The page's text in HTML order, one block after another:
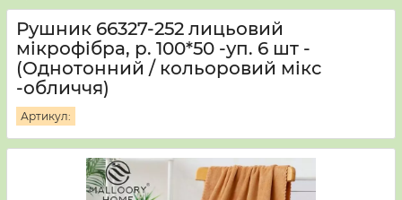
Рушник 66327-252 лицьовий
мікрофібра, р. 100*50 -уп. 6 шт -
(Однотонний / кольоровий мікс
-обличчя)
Артикул: